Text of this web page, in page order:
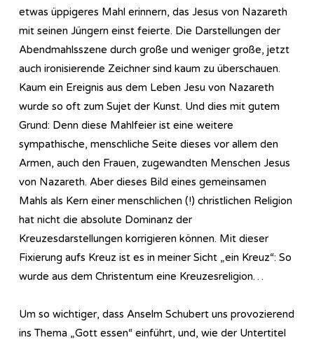
etwas üppigeres Mahl erinnern, das Jesus von Nazareth
mit seinen Jüngern einst feierte. Die Darstellungen der
Abendmahlsszene durch große und weniger große, jetzt
auch ironisierende Zeichner sind kaum zu überschauen.
Kaum ein Ereignis aus dem Leben Jesu von Nazareth
wurde so oft zum Sujet der Kunst. Und dies mit gutem
Grund: Denn diese Mahlfeier ist eine weitere
sympathische, menschliche Seite dieses vor allem den
Armen, auch den Frauen, zugewandten Menschen Jesus
von Nazareth. Aber dieses Bild eines gemeinsamen
Mahls als Kern einer menschlichen (!) christlichen Religion
hat nicht die absolute Dominanz der
Kreuzesdarstellungen korrigieren können. Mit dieser
Fixierung aufs Kreuz ist es in meiner Sicht „ein Kreuz“: So
wurde aus dem Christentum eine Kreuzesreligion…
Um so wichtiger, dass Anselm Schubert uns provozierend
ins Thema „Gott essen“ einführt, und, wie der Untertitel